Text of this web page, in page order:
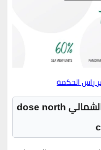
راس الحكمة
عيوب قرية دوس الساحل الشمالي dose north